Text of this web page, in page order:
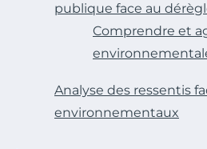
publique face au
Comprendre et
Analyse des ressentis
environnementaux